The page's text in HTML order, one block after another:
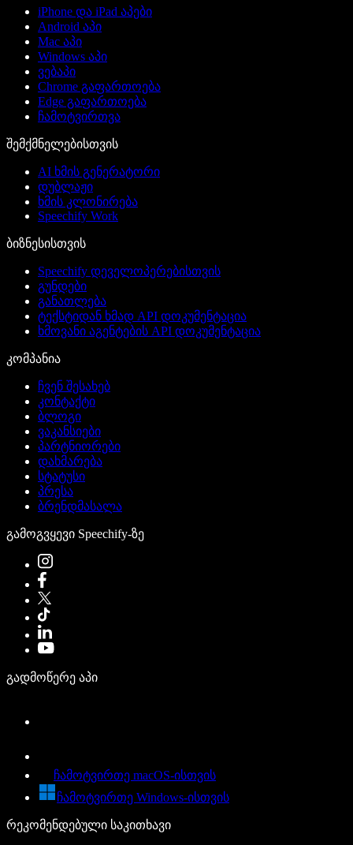
iPhone და iPad აპები
Android აპი
Mac აპი
Windows აპი
ვებაპი
Chrome გაფართოება
Edge გაფართოება
ჩამოტვირთვა
შემქმნელებისთვის
AI ხმის გენერატორი
დუბლაჟი
ხმის კლონირება
Speechify Work
ბიზნესისთვის
Speechify დეველოპერებისთვის
გუნდები
განათლება
ტექსტიდან ხმად API დოკუმენტაცია
ხმოვანი აგენტების API დოკუმენტაცია
კომპანია
ჩვენ შესახებ
კონტაქტი
ბლოგი
ვაკანსიები
პარტნიორები
დახმარება
სტატუსი
პრესა
ბრენდმასალა
გამოგვყევი Speechify-ზე
გადმოწერე აპი
ჩამოტვირთე macOS-ისთვის
ჩამოტვირთე Windows-ისთვის
რეკომენდებული საკითხავი